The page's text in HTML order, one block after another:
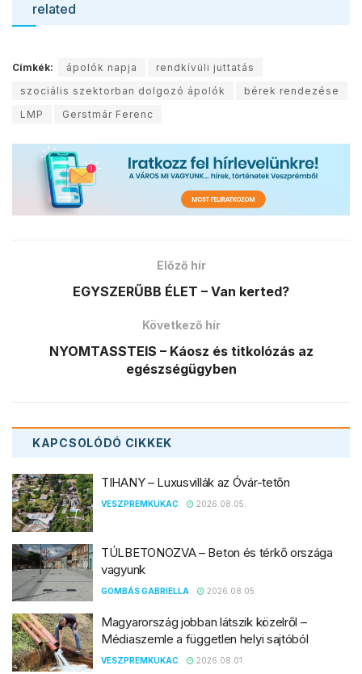
related
Címkék: ápolók napja
rendkívüli juttatás
szociális szektorban dolgozó ápolók
bérek rendezése
LMP
Gerstmár Ferenc
Előző hír
EGYSZERŰBB ÉLET – Van kerted?
Következő hír
NYOMTASSTEIS – Káosz és titkolózás az
egészségügyben
KAPCSOLÓDÓ CIKKEK
TIHANY – Luxusvillák az Óvár-tetőn
VESZPREMKUKAC 2026.08.05.
TÚLBETONOZVA – Beton és térkő országa
vagyunk
GOMBÁS GABRIELLA 2026.08.05.
Magyarország jobban látszik közelről –
Médiaszemle a független helyi sajtóból
VESZPREMKUKAC 2026.08.01.